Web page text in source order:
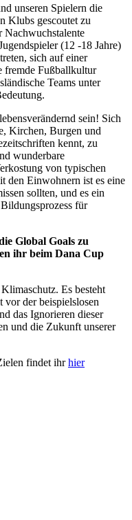
unseren Spielern die
Klubs gescoutet zu
(12 -18 Jahre)
sich auf einer
fremde Fußballkultur
Teams unter
sein! Sich
Kirchen, Burgen und
kennt, zu
wunderbare
von typischen
den Einwohnern ist es eine
sollten, und es ein
für
Global Goals zu
ihr beim Dana Cup
Es besteht
vor der beispielslosen
das Ignorieren dieser
und die Zukunft unserer
findet ihrhier